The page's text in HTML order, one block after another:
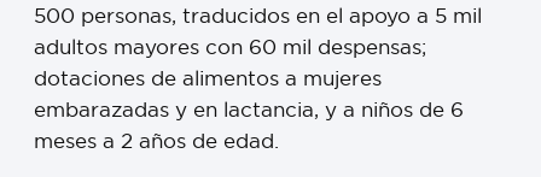
500 personas, traducidos en el apoyo a 5 mil
adultos mayores con 60 mil despensas;
dotaciones de alimentos a mujeres
embarazadas y en lactancia, y a niños de 6
meses a 2 años de edad.